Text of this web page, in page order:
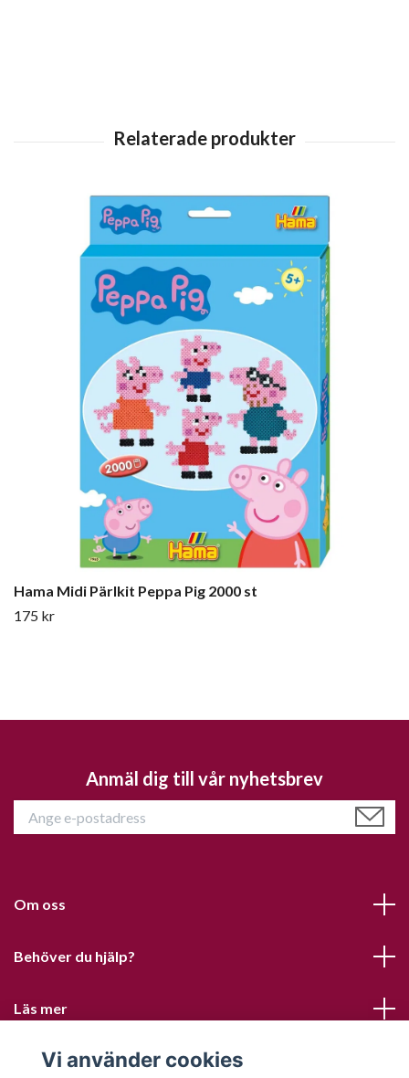
Hama Midi Pärlkit Peppa Pig 2000 st
175 kr
Anmäl dig till vår nyhetsbrev
Om oss
Behöver du hjälp?
Läs mer
Sociala medier
Vi använder cookies